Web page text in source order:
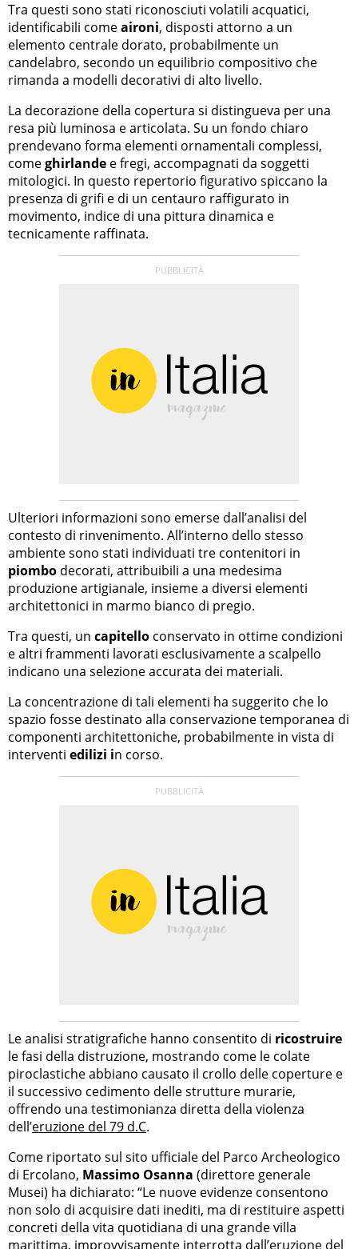
Tra questi sono stati riconosciuti volatili acquatici,
identificabili comeaironi, disposti attorno a un
elemento centrale dorato, probabilmente un
candelabro, secondo un equilibrio compositivo che
rimanda a modelli decorativi di alto livello.
La decorazione della copertura si distingueva per una
resa più luminosa e articolata. Su un fondo chiaro
prendevano forma elementi ornamentali complessi,
comeghirlande e fregi, accompagnati da soggetti
mitologici. In questo repertorio figurativo spiccano la
presenza di grifi e di un centauro raffigurato in
movimento, indice di una pittura dinamica e
tecnicamente raffinata.
Ulteriori informazioni sono emerse dall’analisi del
contesto di rinvenimento. All’interno dello stesso
ambiente sono stati individuati tre contenitori in
piombo decorati, attribuibili a una medesima
produzione artigianale, insieme a diversi elementi
architettonici in marmo bianco di pregio.
Tra questi, un capitello conservato in ottime condizioni
e altri frammenti lavorati esclusivamente a scalpello
indicano una selezione accurata dei materiali.
La concentrazione di tali elementi ha suggerito che lo
spazio fosse destinato alla conservazione temporanea di
componenti architettoniche, probabilmente in vista di
interventi edilizi in corso.
Le analisi stratigrafiche hanno consentito di ricostruire
le fasi della distruzione, mostrando come le colate
piroclastiche abbiano causato il crollo delle coperture e
il successivo cedimento delle strutture murarie,
offrendo una testimonianza diretta della violenza
dell’eruzione del 79 d.C.
Come riportato sul sito ufficiale del Parco Archeologico
di Ercolano, Massimo Osanna (direttore generale
Musei) ha dichiarato: “Le nuove evidenze consentono
non solo di acquisire dati inediti, ma di restituire aspetti
concreti della vita quotidiana di una grande villa
marittima, improvvisamente interrotta dall’eruzione del